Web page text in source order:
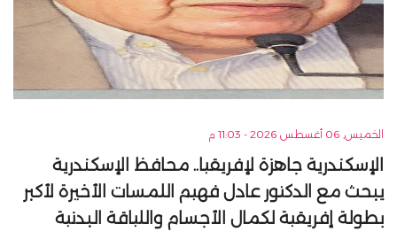
الخميس, 06 أغسطس 2026 - 11:03 م
الإسكندرية جاهزة لإفريقيا.. محافظ الإسكندرية
يبحث مع الدكتور عادل فهيم اللمسات الأخيرة لأكبر
بطولة إفريقية لكمال الأجسام واللياقة البدنية